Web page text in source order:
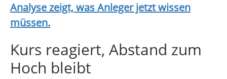
Analyse zeigt, was Anleger jetzt wissen
müssen.
Kurs reagiert, Abstand zum
Hoch bleibt